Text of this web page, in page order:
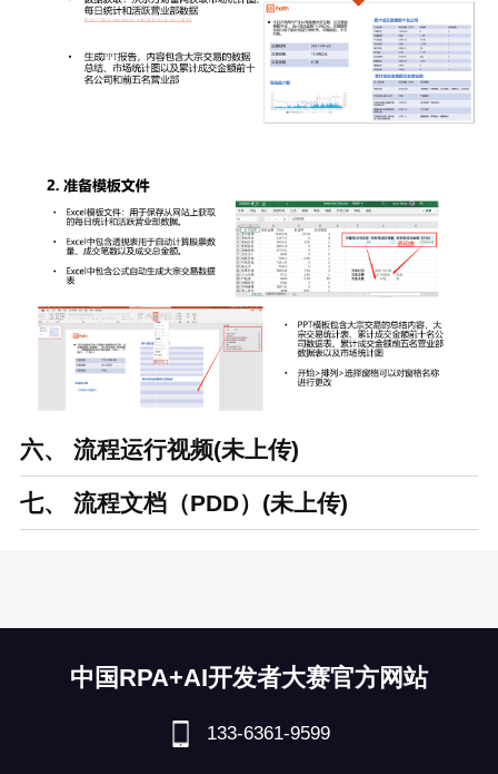
六、 流程运行视频(未上传)
七、 流程文档（PDD）(未上传)
中国RPA+AI开发者大赛官方网站
133-6361-9599